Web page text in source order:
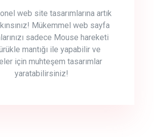
web site tasarımlarına artık
Mükemmel web sayfa
sadece Mouse hareketi
mantığı ile yapabilir ve
için muhteşem tasarımlar
yaratabilirsiniz!